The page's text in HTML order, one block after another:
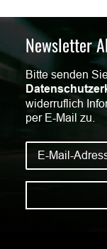
Newsletter
Bitte senden
widerruflich
per E-Mail zu.